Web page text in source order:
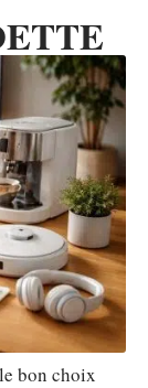
bon choix